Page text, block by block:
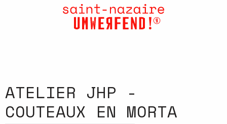
ATELIER JHP -
COUTEAUX EN MORTA